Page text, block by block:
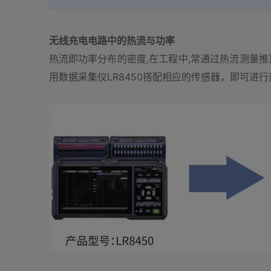
无线充电电路中的热流与功率
热流即功率分布的密度,在工程中,常通过热流测量
用数据采集仪LR8450搭配相应的传感器，即可进